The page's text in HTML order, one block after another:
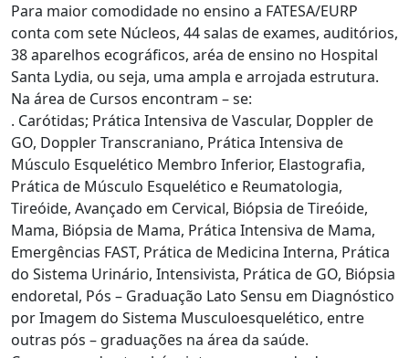
Para maior comodidade no ensino a FATESA/EURP
conta com sete Núcleos, 44 salas de exames, auditórios,
38 aparelhos ecográficos, aréa de ensino no Hospital
Santa Lydia, ou seja, uma ampla e arrojada estrutura.
Na área de Cursos encontram – se:
. Carótidas; Prática Intensiva de Vascular, Doppler de
GO, Doppler Transcraniano, Prática Intensiva de
Músculo Esquelético Membro Inferior, Elastografia,
Prática de Músculo Esquelético e Reumatologia,
Tireóide, Avançado em Cervical, Biópsia de Tireóide,
Mama, Biópsia de Mama, Prática Intensiva de Mama,
Emergências FAST, Prática de Medicina Interna, Prática
do Sistema Urinário, Intensivista, Prática de GO, Biópsia
endoretal, Pós – Graduação Lato Sensu em Diagnóstico
por Imagem do Sistema Musculoesquelético, entre
outras pós – graduações na área da saúde.